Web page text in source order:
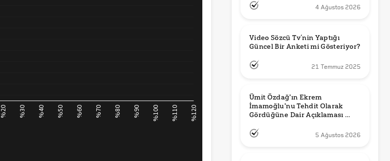
4 Ağustos 2026
Video Sözcü Tv’nin Yaptığı
Güncel Bir Anketi mi Gösteriyor?
21 Temmuz 2025
Ümit Özdağ'ın Ekrem
İmamoğlu'nu Tehdit Olarak
Gördüğüne Dair Açıklaması
5 Ağustos 2026